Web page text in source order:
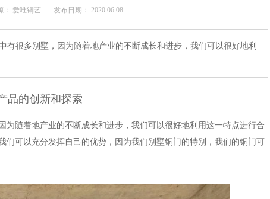
： 爱唯铜艺 发布日期： 2020.06.08
很多别墅，因为随着地产业的不断成长和进步，我们可以很好地利
品的创新和探索
随着地产业的不断成长和进步，我们可以很好地利用这一特点进行合
可以充分发挥自己的优势，因为我们别墅铜门的特别，我们的铜门可